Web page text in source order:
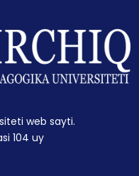
web sayti.
104 uy